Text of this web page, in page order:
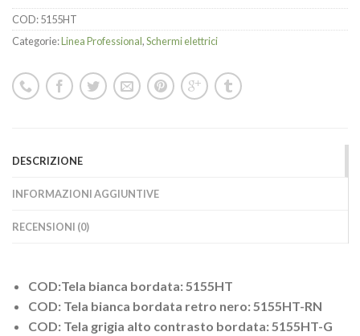
COD:5155HT
Categorie:Linea Professional,Schermi elettrici
DESCRIZIONE
INFORMAZIONI AGGIUNTIVE
RECENSIONI (0)
COD:Tela bianca bordata: 5155HT
COD: Tela bianca bordata retro nero: 5155HT-RN
COD: Tela grigia alto contrasto bordata: 5155HT-G